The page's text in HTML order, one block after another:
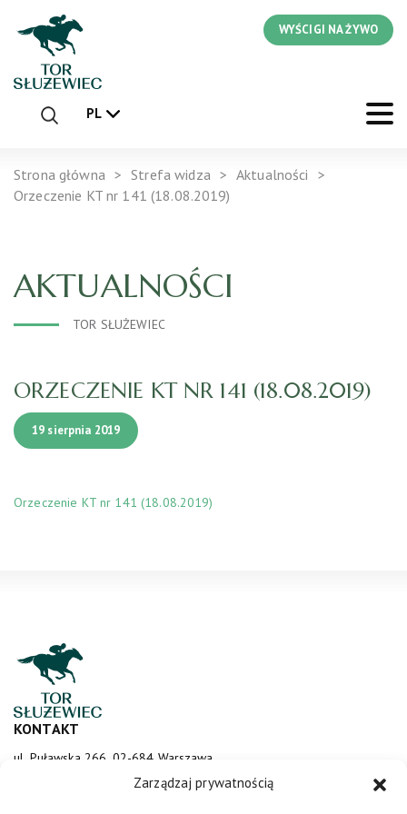
Zarządzaj prywatnością
WYŚCIGI NA ŻYWO
PL
Strona główna Strefa widza
Aktualności
Orzeczenie KT nr 141 (18.08.2019)
AKTUALNOŚCI
TOR SŁUŻEWIEC
ORZECZENIE KT NR 141 (18.08.2019)
19 sierpnia 2019
Orzeczenie KT nr 141 (18.08.2019)
KONTAKT
ul. Puławska 266, 02-684 Warszawa
sluzewiec@totalizator.pl